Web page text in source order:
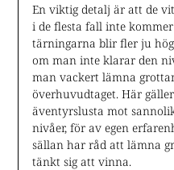
En viktig detalj är att de
i de flesta fall inte
tärningarna blir fler ju
om man inte klarar den
man vackert lämna
överhuvudtaget. Här
äventyrslusta mot
nivåer, för av egen
sällan har råd att lämna
tänkt sig att vinna.